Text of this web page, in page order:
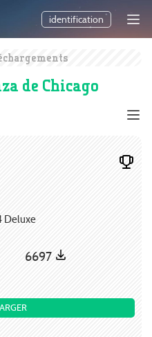
identification
de Chicago
Deluxe
6697